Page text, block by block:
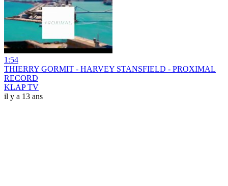
1:54
THIERRY GORMIT - HARVEY STANSFIELD - PROXIMAL
RECORD
KLAP TV
il y a 13 ans